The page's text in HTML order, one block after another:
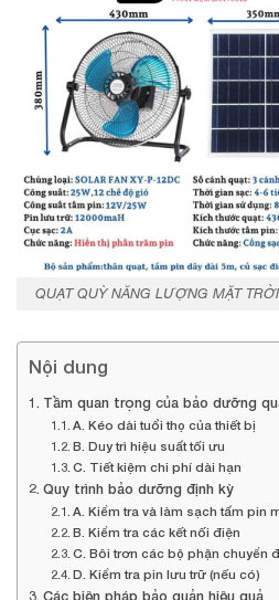
QUẠT QUỲ NĂNG LƯỢNG MẶT
Nội dung
Tầm quan trọng của bảo dưỡng
A. Kéo dài tuổi thọ của thiết bị
B. Duy trì hiệu suất tối ưu
C. Tiết kiệm chi phí dài hạn
Quy trình bảo dưỡng định kỳ
A. Kiểm tra và làm sạch tấm pin
B. Kiểm tra các kết nối điện
C. Bôi trơn các bộ phận chuyển
D. Kiểm tra pin lưu trữ (nếu có)
Các biện pháp bảo quản hiệu quả